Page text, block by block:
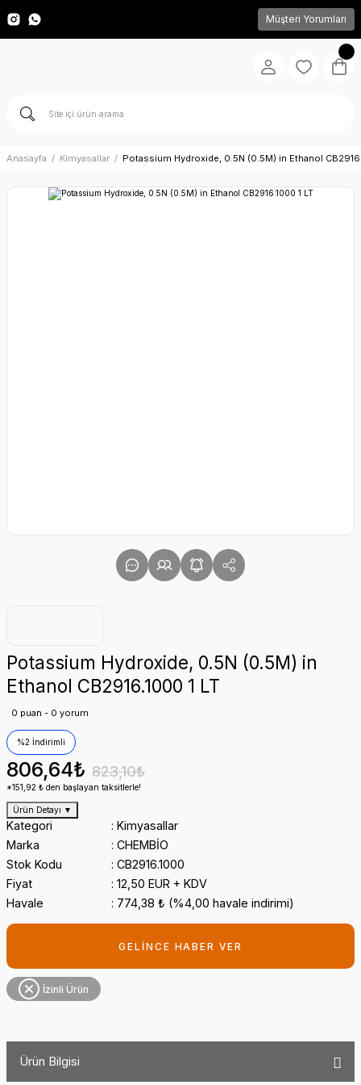
Müşteri Yorumları
Anasayfa Kimyasallar Potassium Hydroxide, 0.5N (0.5M) in Ethanol
Potassium Hydroxide, 0.5N (0.5M) in
Ethanol CB2916.1000 1 LT
0 puan - 0 yorum
%2 İndirimli
806,64₺ 823,10₺
*151,92 ₺ den başlayan taksitlerle!
Ürün Detayı ▼
Kategori
Kimyasallar
Marka
CHEMBİO
Stok Kodu
CB2916.1000
Fiyat
12,50 EUR + KDV
Havale
774,38 ₺ (%4,00 havale indirimi)
GELİNCE HABER VER
İzinli Ürün
Ürün Bilgisi